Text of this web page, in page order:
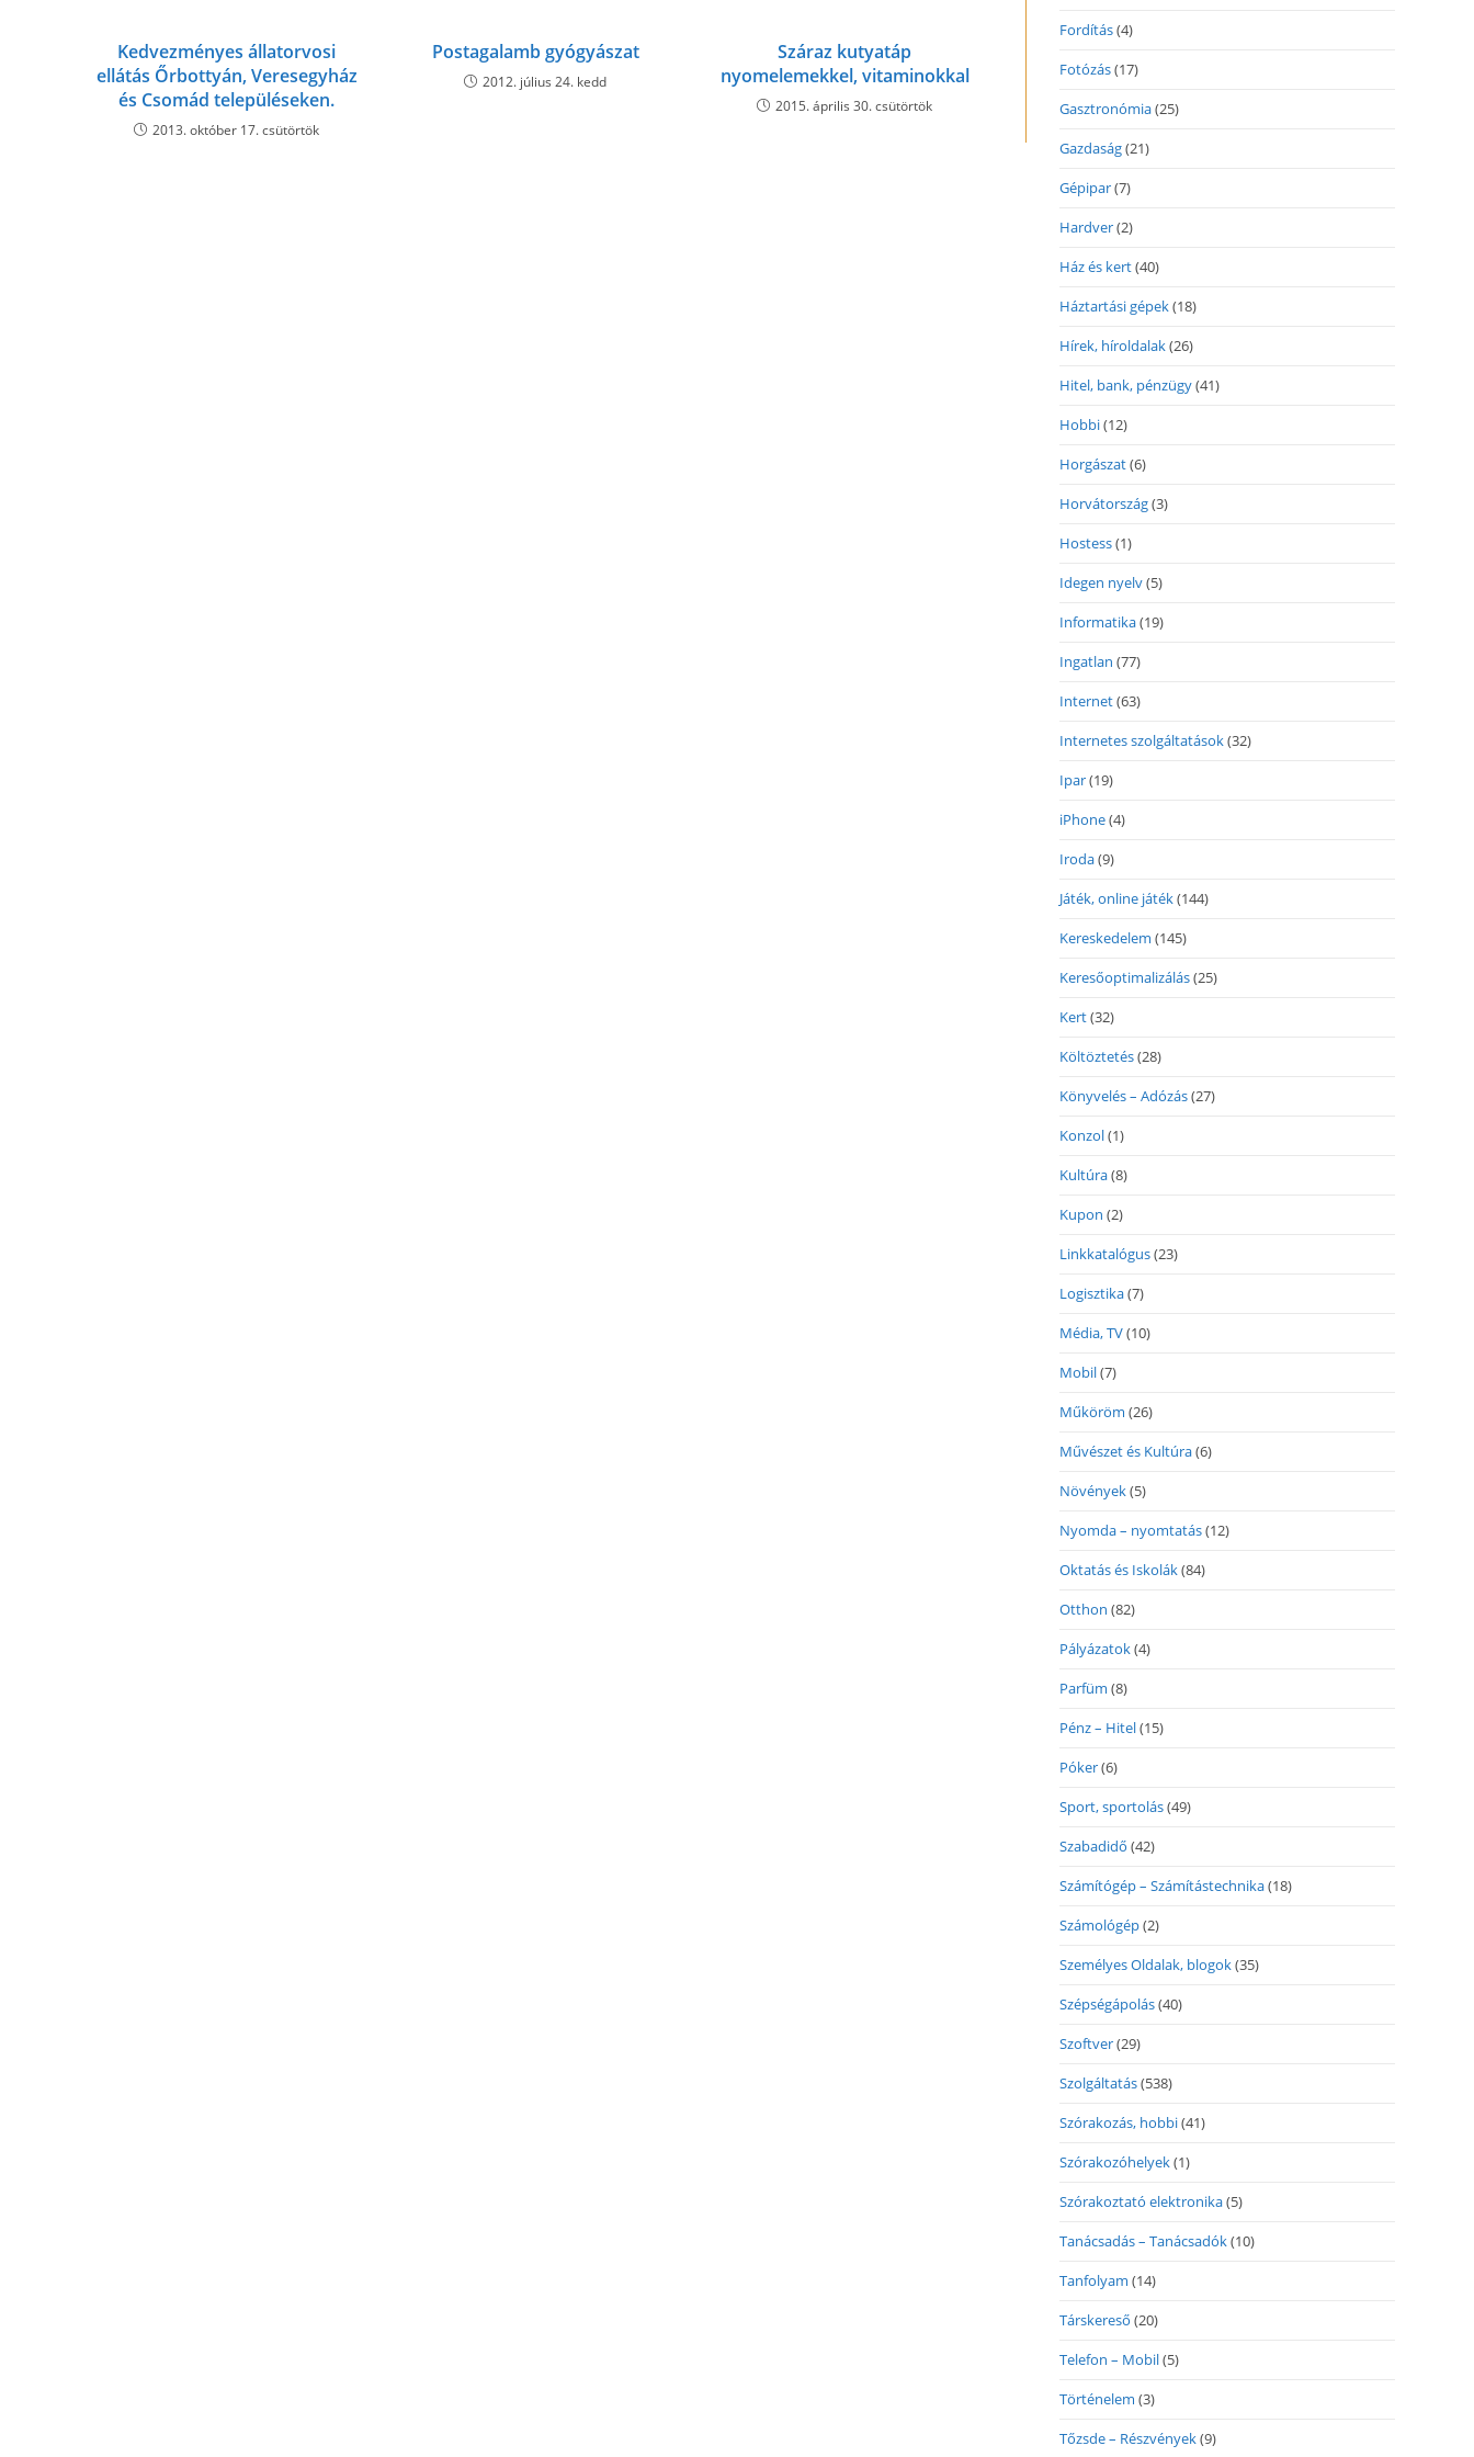
Kedvezményes állatorvosi
ellátás Őrbottyán, Veresegyház
és Csomád településeken.
2013. október 17. csütörtök
Postagalamb gyógyászat
2012. július 24. kedd
Száraz kutyatáp
nyomelemekkel, vitaminokkal
2015. április 30. csütörtök
Fordítás(4)
Fotózás(17)
Gasztronómia(25)
Gazdaság(21)
Gépipar(7)
Hardver(2)
Ház és kert(40)
Háztartási gépek(18)
Hírek, híroldalak(26)
Hitel, bank, pénzügy(41)
Hobbi(12)
Horgászat(6)
Horvátország(3)
Hostess(1)
Idegen nyelv(5)
Informatika(19)
Ingatlan (77)
Internet(63)
Internetes szolgáltatások(32)
Ipar(19)
iPhone(4)
Iroda(9)
Játék, online játék(144)
Kereskedelem (145)
Keresőoptimalizálás(25)
Kert(32)
Költöztetés(28)
Könyvelés – Adózás(27)
Konzol(1)
Kultúra(8)
Kupon (2)
Linkkatalógus(23)
Logisztika(7)
Média, TV(10)
Mobil(7)
Műköröm (26)
Művészet és Kultúra(6)
Növények(5)
Nyomda – nyomtatás(12)
Oktatás és Iskolák(84)
Otthon (82)
Pályázatok(4)
Parfüm (8)
Pénz – Hitel(15)
Póker(6)
Sport, sportolás(49)
Szabadidő (42)
Számítógép – Számítástechnika(18)
Számológép(2)
Személyes Oldalak, blogok(35)
Szépségápolás(40)
Szoftver(29)
Szolgáltatás(538)
Szórakozás, hobbi(41)
Szórakozóhelyek(1)
Szórakoztató elektronika(5)
Tanácsadás – Tanácsadók(10)
Tanfolyam (14)
Társkereső (20)
Telefon – Mobil(5)
Történelem (3)
Tőzsde – Részvények(9)